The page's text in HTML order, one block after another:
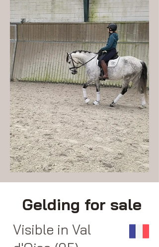
Gelding for sale
Visible in Val